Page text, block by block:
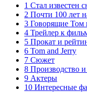
1 Стал известен
2 Почти 100 лет
3 Говорящие Том
4 Трейлер к
5 Прокат и
6 Tom and Jerry
7 Сюжет
8 Производство
9 Актеры
10 Интересные